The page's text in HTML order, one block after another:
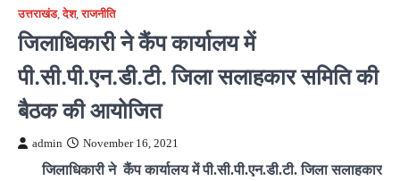
उत्तराखंड,देश,राजनीति
जिलाधिकारी ने कैंप कार्यालय में
पी.सी.पी.एन.डी.टी. जिला सलाहकार समिति की
बैठक की आयोजित
admin November 16, 2021
जिलाधिकारी ने कैंप कार्यालय में पी.सी.पी.एन.डी.टी. जिला सलाहकार